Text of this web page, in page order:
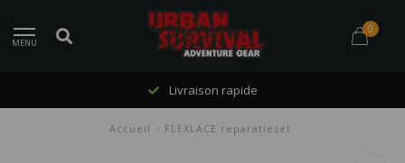
MENU
0
Livraison rapide
Accueil FLEXLACE reparatieset